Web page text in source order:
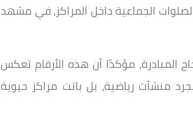
مصلٍ صلاة العيد والصلوات الجماعية داخل المراكز، في مشهد
المبادرة، مؤكدًا أن هذه الأرقام تعكس
منشآت رياضية، بل باتت مراكز حيوية